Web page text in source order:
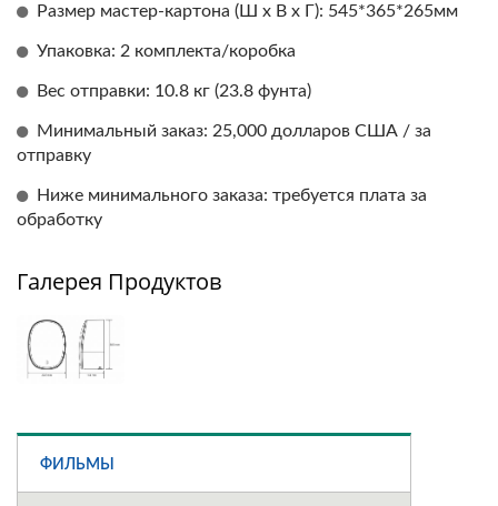
Размер мастер-картона (Ш x В x Г): 545*365*265мм
Упаковка: 2 комплекта/коробка
Вес отправки: 10.8 кг (23.8 фунта)
Минимальный заказ: 25,000 долларов США / за
отправку
Ниже минимального заказа: требуется плата за
обработку
Галерея Продуктов
ФИЛЬМЫ